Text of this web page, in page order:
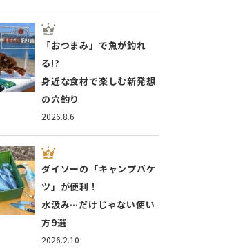
2026.8.6
「おつまみ」で魚が釣れ
る!?
身近な食材で楽しむ新発想
の穴釣り
2026.2.10
ダイソーの「キャンプバケ
ツ」が便利！
水汲み…だけじゃない使い
方9選